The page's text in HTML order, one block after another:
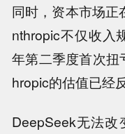
同时，资本市场
nthropic不仅收入
年第二季度首次
hropic的估值已经
DeepSeek无法改